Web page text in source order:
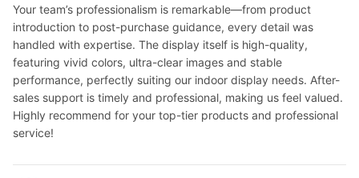
Your team’s professionalism is remarkable—from product
introduction to post-purchase guidance, every detail was
handled with expertise. The display itself is high-quality,
featuring vivid colors, ultra-clear images and stable
performance, perfectly suiting our indoor display needs. After-
sales support is timely and professional, making us feel valued.
Highly recommend for your top-tier products and professional
service!